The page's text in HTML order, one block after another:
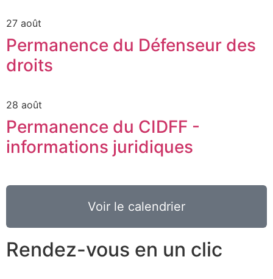
27 août
Permanence du Défenseur des
droits
28 août
Permanence du CIDFF -
informations juridiques
Voir le calendrier
Rendez-vous en un clic